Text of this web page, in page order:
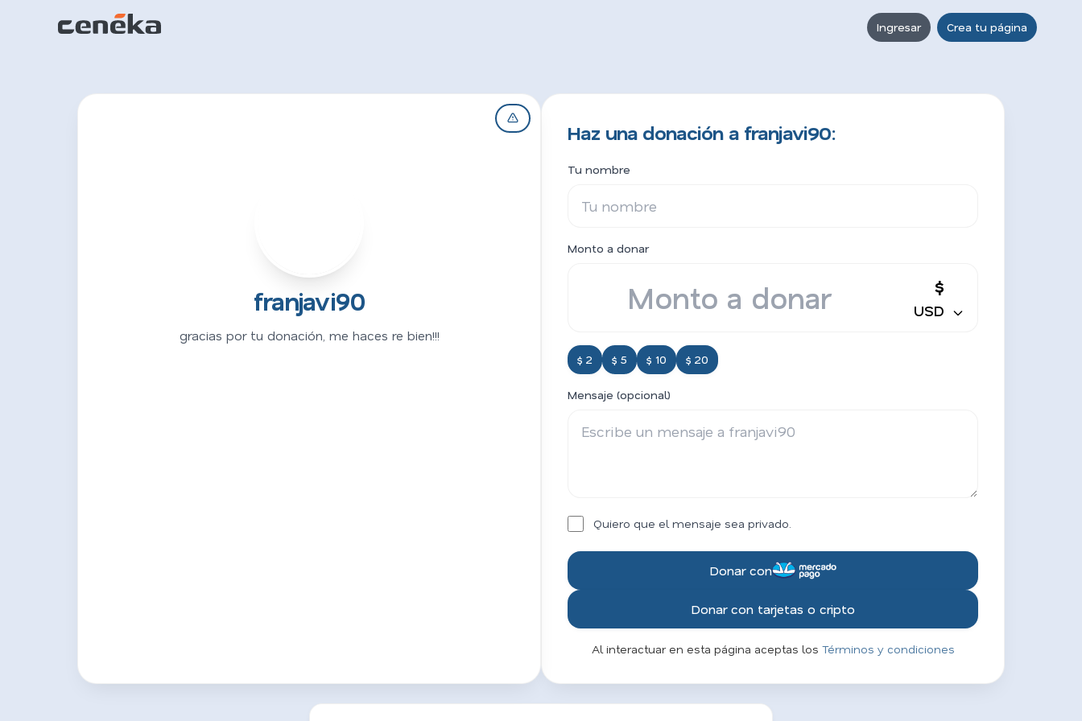
Ingresar Crea tu página
franjavi90
gracias por tu donación, me haces re bien!!!
Haz una donación a franjavi90:
Tu nombre
Monto a donar
$
USD
$ 2 $ 5 $ 10 $ 20
Mensaje (opcional)
Quiero que el mensaje sea privado.
Donar con
Donar con tarjetas o cripto
Al interactuar en esta página aceptas los Términos y condiciones